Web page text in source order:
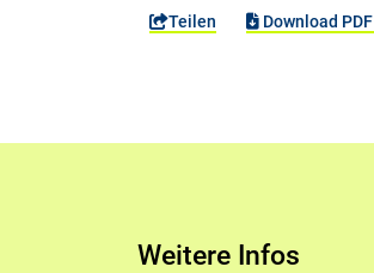
Teilen Download PDF
Weitere Infos